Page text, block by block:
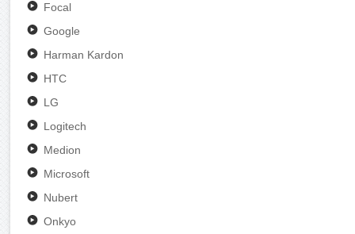
Focal
Google
Harman Kardon
HTC
LG
Logitech
Medion
Microsoft
Nubert
Onkyo